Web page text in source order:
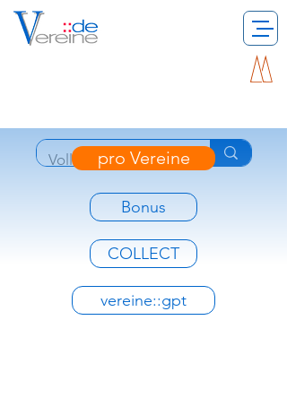
pro Vereine
Bonus
COLLECT
vereine::gpt